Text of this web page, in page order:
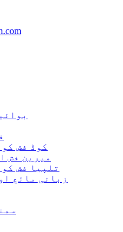
کوڈ فش
میرین فش
تلپیا فش
زبانی مائع